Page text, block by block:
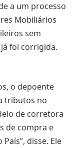
a um processo
Mobiliários
sem
foi corrigida.
o depoente
tributos no
de corretora
de compra e
disse. Ele